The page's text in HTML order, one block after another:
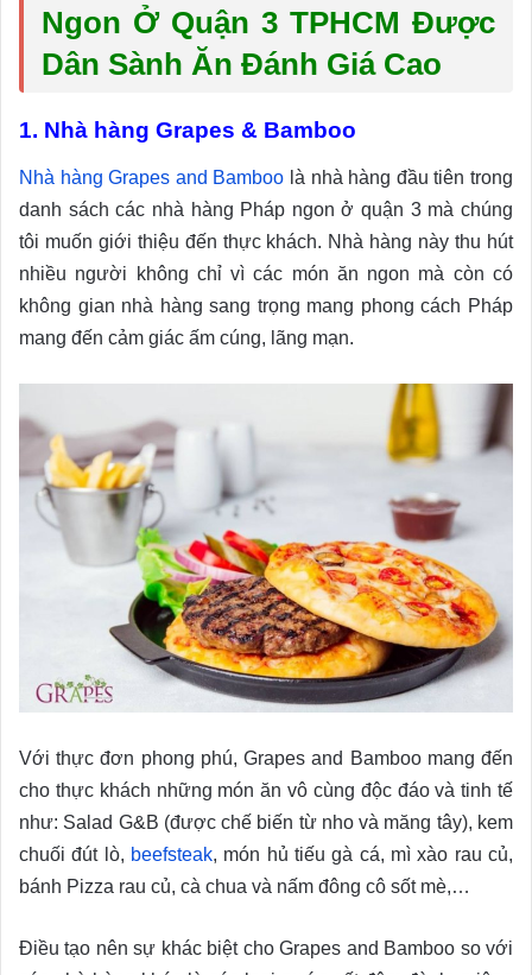
Ngon Ở Quận 3 TPHCM Được
Dân Sành Ăn Đánh Giá Cao
1. Nhà hàng Grapes & Bamboo
Nhà hàng Grapes and Bamboo là nhà hàng đầu tiên trong
danh sách các nhà hàng Pháp ngon ở quận 3 mà chúng
tôi muốn giới thiệu đến thực khách. Nhà hàng này thu hút
nhiều người không chỉ vì các món ăn ngon mà còn có
không gian nhà hàng sang trọng mang phong cách Pháp
mang đến cảm giác ấm cúng, lãng mạn.
Với thực đơn phong phú, Grapes and Bamboo mang đến
cho thực khách những món ăn vô cùng độc đáo và tinh tế
như: Salad G&B (được chế biến từ nho và măng tây), kem
chuối đút lò, beefsteak, món hủ tiếu gà cá, mì xào rau củ,
bánh Pizza rau củ, cà chua và nấm đông cô sốt mè,…
Điều tạo nên sự khác biệt cho Grapes and Bamboo so với